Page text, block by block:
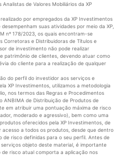
de Valores Mobiliários da XP
por empregados da XP Investimentos
suas atividades por meio da XP,
nº 178/2023, os quais encontram-se
Corretoras e Distribuidoras de Títulos e
de investimento não pode realizar
patrimônio de clientes, devendo atuar como
do cliente para a realização de qualquer
do perfil do investidor aos serviços e
XP Investimentos, utilizamos a metodologia
nos termos das Regras e Procedimentos
ANBIMA de Distribuição de Produtos de
em atribuir uma pontuação máxima de risco
moderado e agressivo), bem como uma
oferecidos pela XP Investimentos, de
a todos os produtos, desde que dentro
de risco definidas para o seu perfil. Antes de
objeto deste material, é importante
risco atual comporta a aplicação nos